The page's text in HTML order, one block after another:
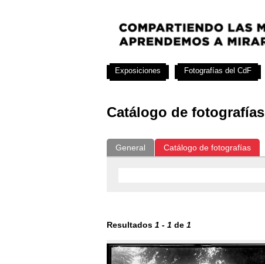
Catálogo de fotografías
General Catálogo de fotografías
Resultados 1 - 1 de 1
Exposiciones Fotografías del CdF